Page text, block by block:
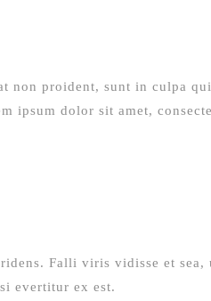
non proident, sunt in culpa
ipsum dolor sit amet,
Falli viris vidisse et
evertitur ex est.